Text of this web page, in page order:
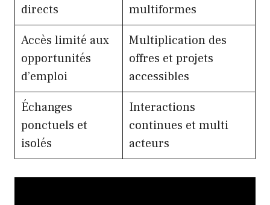
directs
multiformes
Accès limité aux
opportunités
d’emploi
Multiplication des
offres et projets
accessibles
Échanges
ponctuels et
isolés
Interactions
continues et multi
acteurs